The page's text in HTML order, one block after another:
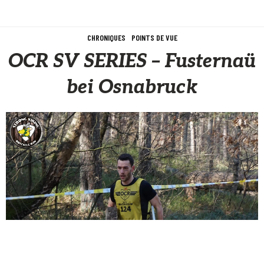
CHRONIQUES POINTS DE VUE
OCR SV SERIES – Fusternaü
bei Osnabruck